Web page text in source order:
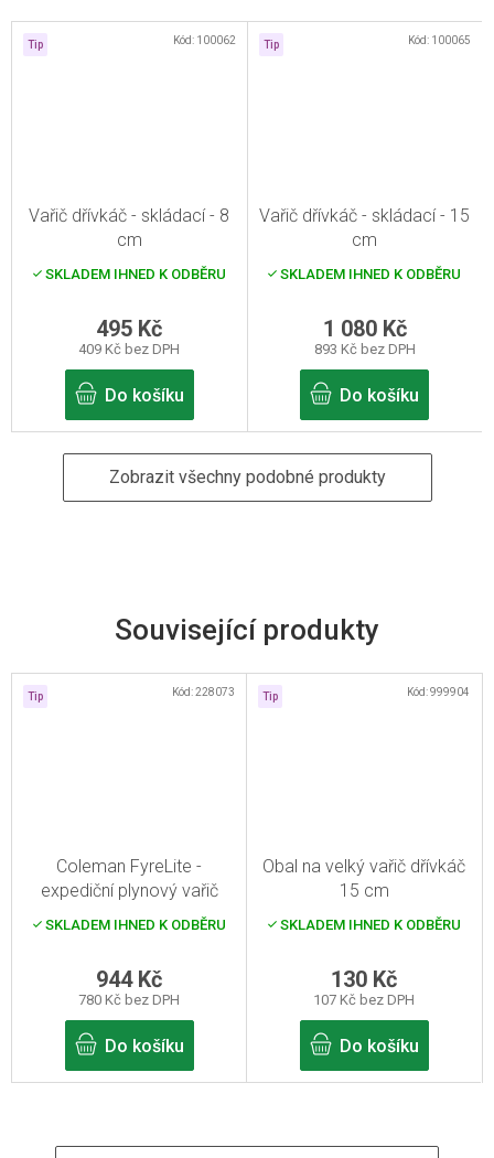
Související produkty
Tip
Coleman FyreLite -
expediční plynový vařič
SKLADEM IHNED K ODBĚRU
780 Kč bez DPH
944 Kč
Do košíku
Kód:228073 Tip
Obal na velký vařič dřívkáč
15 cm
SKLADEM IHNED K ODBĚRU
107 Kč bez DPH
130 Kč
Do košíku
Kód:999904
Tip
Vařič dřívkáč - skládací - 8
cm
SKLADEM IHNED K ODBĚRU
409 Kč bez DPH
495 Kč
Do košíku
Kód: 100062 Tip
Vařič dřívkáč - skládací - 15
cm
SKLADEM IHNED K ODBĚRU
893 Kč bez DPH
1 080 Kč
Do košíku
Kód: 100065
Zobrazit všechny podobné produkty